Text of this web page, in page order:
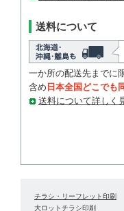
送料について
一か所の配送先までに
含め 日本全国どこでも
送料について詳しく
チラシ・リーフレット印刷
大ロットチラシ印刷